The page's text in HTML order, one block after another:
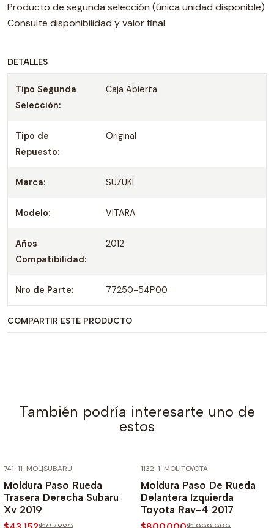
Producto de segunda selección (única unidad disponible)
Consulte disponibilidad y valor final
DETALLES
Tipo Segunda
Selección:
Caja Abierta
Tipo de
Repuesto:
Original
Marca: SUZUKI
Modelo: VITARA
Años
Compatibilidad:
2012
Nro de Parte: 77250-54P00
COMPARTIR ESTE PRODUCTO
También podría interesarte uno de
estos
741-11-MOL|SUBARU
Moldura Paso Rueda
Trasera Derecha Subaru
Xv 2019
1132-1-MOL|TOYOTA
Moldura Paso De Rueda
Delantera Izquierda
Toyota Rav-4 2017